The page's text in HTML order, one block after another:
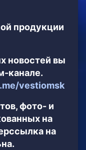
продукции
новостей вы
канале.
vestiomsk
фото- и
на
на